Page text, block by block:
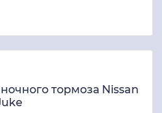
тормоза Nissan